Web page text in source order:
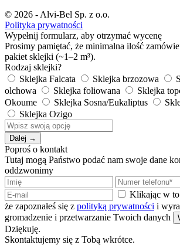
© 2026 - Alvi-Bel Sp. z o.o.
Polityka prywatności
Wypełnij formularz, aby otrzymać wycenę
Prosimy pamiętać, że minimalna ilość
pakiet sklejki (~1–2 m³).
Rodzaj sklejki?
Sklejka Falcata
Sklejka brzozowa
olchowa
Sklejka foliowana Sklejka
Okoume
Sklejka Sosna/Eukaliptus
Sklejka Ozigo
Dalej →
Poproś o kontakt
Tutaj mogą Państwo podać nam swoje dane
oddzwonimy
Klikając w to
że zapoznałeś się z polityką prywatności i
gromadzenie i przetwarzanie Twoich danych
Dziękuję.
Skontaktujemy się z Tobą wkrótce.